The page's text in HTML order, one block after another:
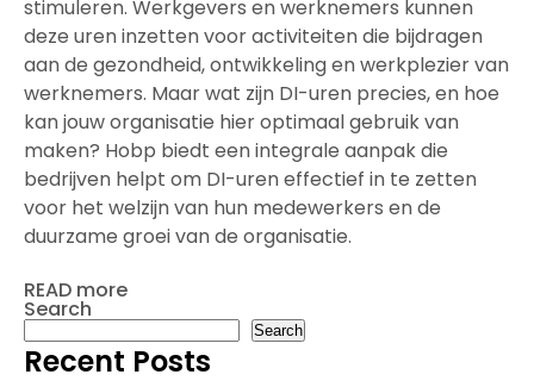
stimuleren. Werkgevers en werknemers kunnen
deze uren inzetten voor activiteiten die bijdragen
aan de gezondheid, ontwikkeling en werkplezier van
werknemers. Maar wat zijn DI-uren precies, en hoe
kan jouw organisatie hier optimaal gebruik van
maken? Hobp biedt een integrale aanpak die
bedrijven helpt om DI-uren effectief in te zetten
voor het welzijn van hun medewerkers en de
duurzame groei van de organisatie.
READ more
Search
Search
Recent Posts